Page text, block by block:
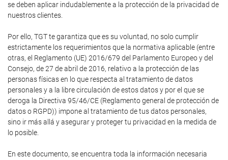
se deben aplicar indudablemente a la protección de la privacidad de
nuestros clientes.
Por ello, TGT te garantiza que es su voluntad, no solo cumplir
estrictamente los requerimientos que la normativa aplicable (entre
otras, el Reglamento (UE) 2016/679 del Parlamento Europeo y del
Consejo, de 27 de abril de 2016, relativo a la protección de las
personas físicas en lo que respecta al tratamiento de datos
personales y a la libre circulación de estos datos y por el que se
deroga la Directiva 95/46/CE (Reglamento general de protección de
datos o RGPD)) impone al tratamiento de tus datos personales,
sino ir más allá y asegurar y proteger tu privacidad en la medida de
lo posible.
En este documento, se encuentra toda la información necesaria